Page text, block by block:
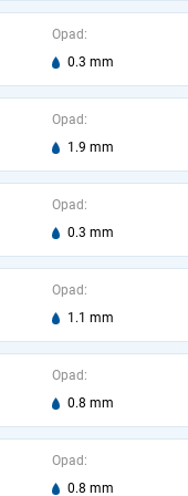
Opad:
0.3 mm
Opad:
1.9 mm
Opad:
0.3 mm
Opad:
1.1 mm
Opad:
0.8 mm
Opad:
0.8 mm